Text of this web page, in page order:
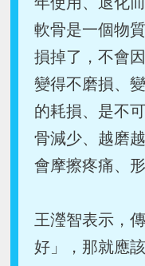
軟骨是一個物
損掉了，不會
變得不磨損、
的耗損、是不
骨減少、越磨
會摩擦疼痛、
王瀅智表示，
好」，那就應